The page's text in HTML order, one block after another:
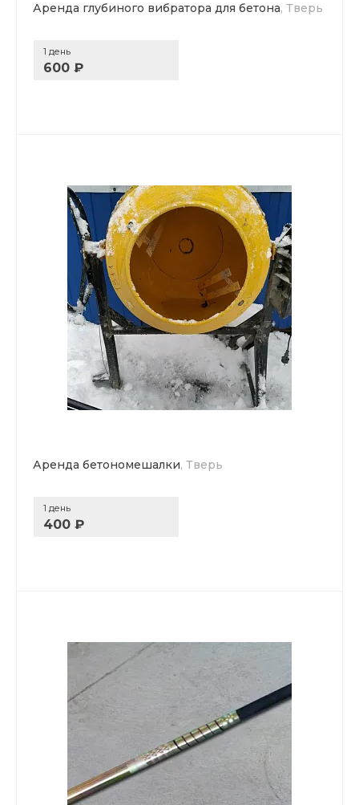
Аренда глубиного вибратора для бетона, Тверь
1 день
600 ₽
Аренда бетономешалки, Тверь
1 день
400 ₽